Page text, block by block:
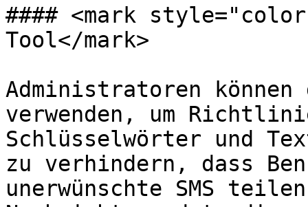
#### <mark
Tool</mark>
Administratoren
verwenden, um
Schlüsselwörter und
zu verhindern, dass
unerwünschte SMS